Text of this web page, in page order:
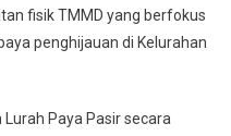
fisik TMMD yang berfokus
penghijauan di Kelurahan
Paya Pasir secara